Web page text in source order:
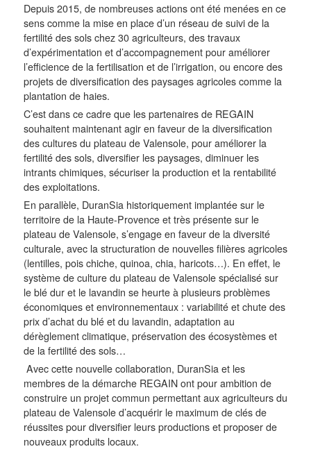
Depuis 2015, de nombreuses actions ont été menées en ce
sens comme la mise en place d’un réseau de suivi de la
fertilité des sols chez 30 agriculteurs, des travaux
d’expérimentation et d’accompagnement pour améliorer
l’efficience de la fertilisation et de l’irrigation, ou encore des
projets de diversification des paysages agricoles comme la
plantation de haies.
C’est dans ce cadre que les partenaires de REGAIN
souhaitent maintenant agir en faveur de la diversification
des cultures du plateau de Valensole, pour améliorer la
fertilité des sols, diversifier les paysages, diminuer les
intrants chimiques, sécuriser la production et la rentabilité
des exploitations.
En parallèle, DuranSia historiquement implantée sur le
territoire de la Haute-Provence et très présente sur le
plateau de Valensole, s’engage en faveur de la diversité
culturale, avec la structuration de nouvelles filières agricoles
(lentilles, pois chiche, quinoa, chia, haricots…). En effet, le
système de culture du plateau de Valensole spécialisé sur
le blé dur et le lavandin se heurte à plusieurs problèmes
économiques et environnementaux : variabilité et chute des
prix d’achat du blé et du lavandin, adaptation au
dérèglement climatique, préservation des écosystèmes et
de la fertilité des sols…
Avec cette nouvelle collaboration, DuranSia et les
membres de la démarche REGAIN ont pour ambition de
construire un projet commun permettant aux agriculteurs du
plateau de Valensole d’acquérir le maximum de clés de
réussites pour diversifier leurs productions et proposer de
nouveaux produits locaux.